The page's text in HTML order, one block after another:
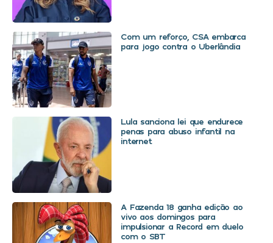
Com um reforço, CSA embarca
para jogo contra o Uberlândia
Lula sanciona lei que endurece
penas para abuso infantil na
internet
A Fazenda 18 ganha edição ao
vivo aos domingos para
impulsionar a Record em duelo
com o SBT